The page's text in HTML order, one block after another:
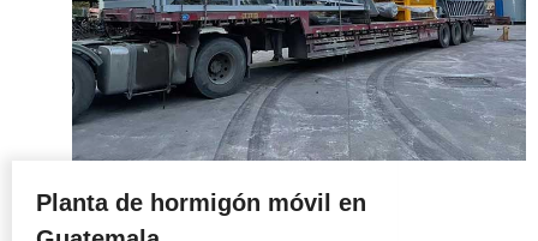
Planta de hormigón móvil en